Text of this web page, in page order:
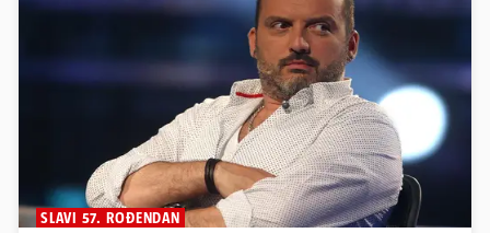
SLAVI 57. ROĐENDAN